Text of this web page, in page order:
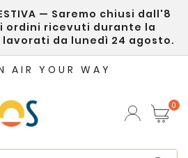
ESTIVA — Saremo chiusi dall'8
ordini ricevuti durante la
da lunedì 24 agosto.
AIR YOUR WAY
0
d'envies ×
Créer une liste d'envies